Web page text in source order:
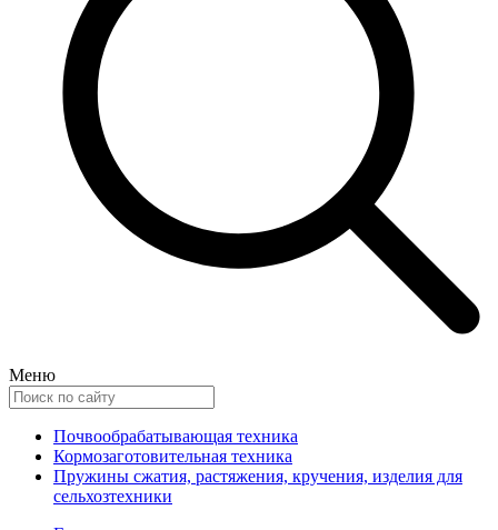
Меню
Почвообрабатывающая техника
Кормозаготовительная техника
Пружины сжатия, растяжения, кручения, изделия для
сельхозтехники